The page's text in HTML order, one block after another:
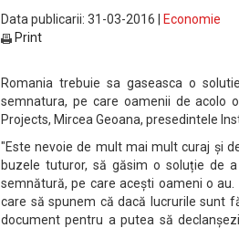
Data publicarii: 31-03-2016 |
Economie
Print
Romania trebuie sa gaseasca o
semnatura, pe care oamenii de acolo
Projects, Mircea Geoana, presedintele
"Este nevoie de mult mai mult curaj și
buzele tuturor, să găsim o soluție de
semnătură, pe care acești oameni o
care să spunem că dacă lucrurile sunt
document pentru a putea să